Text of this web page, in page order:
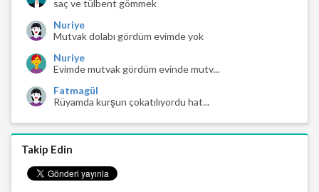
saç ve tülbent gömmek
Nuriye
Mutvak dolabı gördüm evimde yok
Nuriye
Evimde mutvak gördüm evinde mutv...
Fatmagül
Rüyamda kurşun çokatılıyordu hat...
Takip Edin